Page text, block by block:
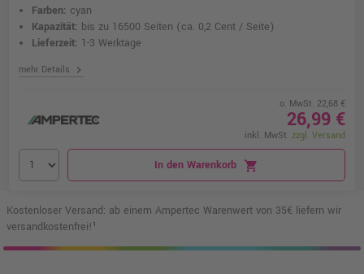
Farben: cyan
Kapazität: bis zu 16500 Seiten (ca. 0,2 Cent / Seite)
Lieferzeit: 1-3 Werktage
mehr Details chevron_right
o. MwSt. 22,68 €
26,99 €
inkl. MwSt. zzgl. Versand
In den Warenkorb shopping_cart
Kostenloser Versand: ab einem Ampertec Warenwert von 35€ liefern wir
versandkostenfrei!¹